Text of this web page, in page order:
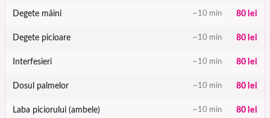
Degete mâini ~10 min 80 lei
Degete picioare ~10 min 80 lei
Interfesieri ~10 min 80 lei
Dosul palmelor ~10 min 80 lei
Laba piciorului (ambele) ~10 min 80 lei